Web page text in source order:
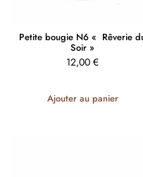
Petite bougie N6 « Rêverie
Soir »
12,00 €
Ajouter au panier